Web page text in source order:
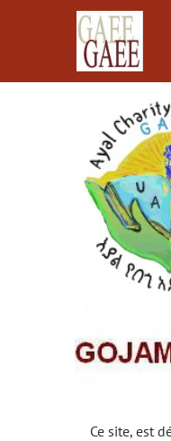
Ce site, est